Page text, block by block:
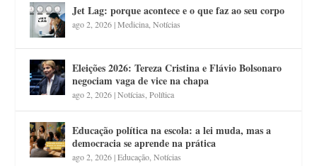
Jet Lag: porque acontece e o que faz ao seu corpo
ago 2, 2026|Medicina ,Notícias
Eleições 2026: Tereza Cristina e Flávio Bolsonaro
negociam vaga de vice na chapa
ago 2, 2026|Notícias ,Política
Educação política na escola: a lei muda, mas a
democracia se aprende na prática
ago 2, 2026|Educação ,Notícias